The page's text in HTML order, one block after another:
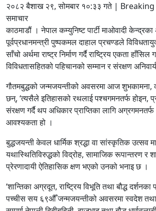
२०८२ बैशाख २९, सोमबार १०:३३ गते | Breaking
समाचार
काठमाडौं । नेपाल कम्युनिष्ट पार्टी माओवादी
पूर्वप्रधानमन्त्री पुष्पकमल दाहाल प्रचण्डले
साँचो अर्थमा राष्ट्र निर्माण गर्दै राष्ट्रिय एकता
विविधतासहितको पहिचानको सम्मान र संरक्षण
गौतमबुद्धको जन्मजयन्तीको अवसरमा आज शुभकामना,
छन्, ‘त्यसैले इतिहासको रथलाई पश्चगमनतर्फ होइन,
संरक्षण गर्दै थप अधिकार प्राप्तिका लागि
आवश्यकता हो ।
बुद्धजयन्ती केवल धार्मिक श्रद्धा वा सांस्कृतिक उत्सव
यथास्थितिविरुद्धको विद्रोह, सामाजिक रूपान्तरण र
प्रेरणादायी ऐतिहासिक क्षण भएको उनको भनाइ छ ।
‘शान्तिका अग्रदूत, राष्ट्रिय विभूति तथा बौद्ध दर्शनका
पच्चीस सय ६९औँ जन्मजयन्तीको अवसरमा स्वदेश तथा